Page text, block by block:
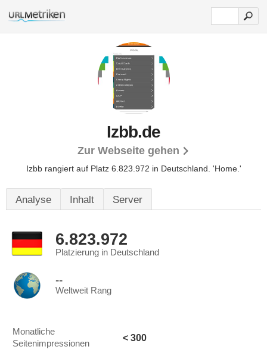
Izbb.de
Zur Webseite gehen
Izbb rangiert auf Platz 6.823.972 in Deutschland. 'Home.'
Analyse Inhalt Server
6.823.972
Platzierung in Deutschland
--
Weltweit Rang
Monatliche
Seitenimpressionen
< 300